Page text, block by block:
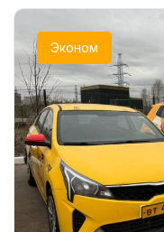
Эконом